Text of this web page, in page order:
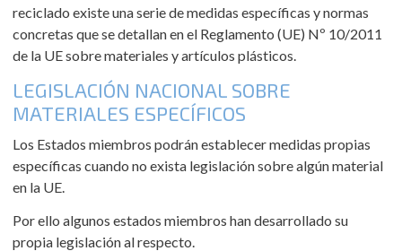
reciclado existe una serie de medidas específicas y normas
concretas que se detallan en el Reglamento (UE) Nº 10/2011
de la UE sobre materiales y artículos plásticos.
LEGISLACIÓN NACIONAL SOBRE
MATERIALES ESPECÍFICOS
Los Estados miembros podrán establecer medidas propias
específicas cuando no exista legislación sobre algún material
en la UE.
Por ello algunos estados miembros han desarrollado su
propia legislación al respecto.